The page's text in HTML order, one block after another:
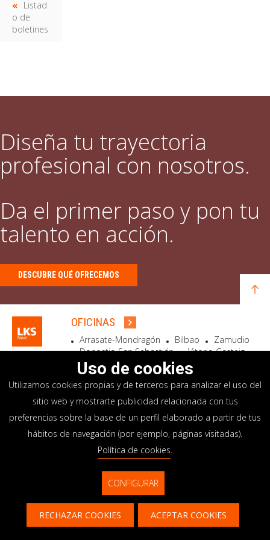
Listad
o de
boletines
Diseña tu trayectoria
profesional con nosotros.
Da el primer paso y pon tu
talento en acción.
DESCUBRE QUÉ OFRECEMOS
OFICINAS
Arrasate-Mondragón Bilbao
Zamudio
Donostia-San Sebastián
Vitoria-Gasteiz
Madrid
El Astillero Bidart
SEDE SOCIAL
Goiru, 7 Arrasate-Mondragón
CP 20500 GIPUZKOA – SPAIN
+34 900 84 14 14
info@lksnext.com
Aviso legal
Portal de privacidad
Política de cookies
Sistema interno información
Uso de cookies
Utilizamos cookies propias y de terceros para analizar el uso del
sitio web y mostrarte publicidad relacionada con tus
preferencias sobre la base de un perfil elaborado a partir de tus
hábitos de navegación (por ejemplo, páginas visitadas).
Política de cookies.
CONFIGURAR
RECHAZAR COOKIES ACEPTAR COOKIES